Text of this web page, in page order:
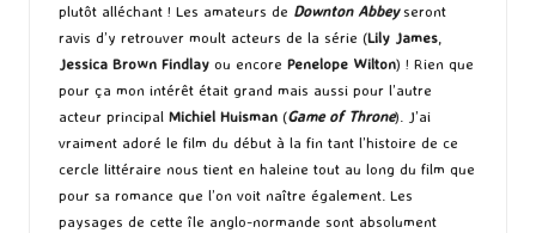
plutôt alléchant ! Les amateurs de Downton Abbeyseront
ravis d’y retrouver moult acteurs de la série (Lily James
Jessica Brown Findlay ou encore Penelope Wilton) ! Rien que
pour ça mon intérêt était grand mais aussi pour l’autre
acteur principal Michiel Huisman (Game of Throne). J’ai
vraiment adoré le film du début à la fin tant l’histoire de ce
cercle littéraire nous tient en haleine tout au long du film que
pour sa romance que l’on voit naître également. Les
paysages de cette île anglo-normande sont absolument